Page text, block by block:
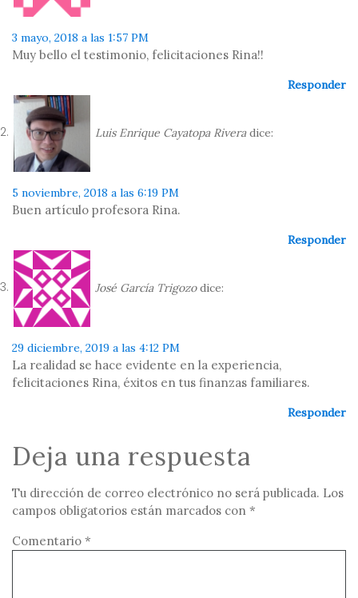
3 mayo, 2018 a las 1:57 PM
Muy bello el testimonio, felicitaciones Rina!!
Responder
Luis Enrique Cayatopa Rivera dice:
5 noviembre, 2018 a las 6:19 PM
Buen artículo profesora Rina.
Responder
José García Trigozo dice:
29 diciembre, 2019 a las 4:12 PM
La realidad se hace evidente en la experiencia,
felicitaciones Rina, éxitos en tus finanzas familiares.
Responder
Deja una respuesta
Tu dirección de correo electrónico no será publicada. Los
campos obligatorios están marcados con *
Comentario *